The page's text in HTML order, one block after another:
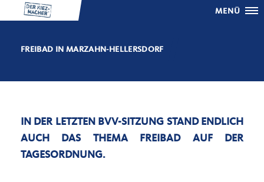
MENÜ
FREIBAD IN MARZAHN-HELLERSDORF
IN DER LETZTEN BVV-SITZUNG STAND ENDLICH
AUCH DAS THEMA FREIBAD AUF DER
TAGESORDNUNG.